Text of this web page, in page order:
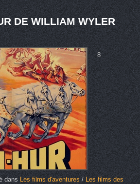
DE WILLIAM WYLER
8
dans Les films d'aventures/ Les films des